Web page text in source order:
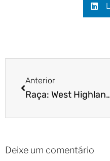
Anterior
Raça: West
Deixe um comentário